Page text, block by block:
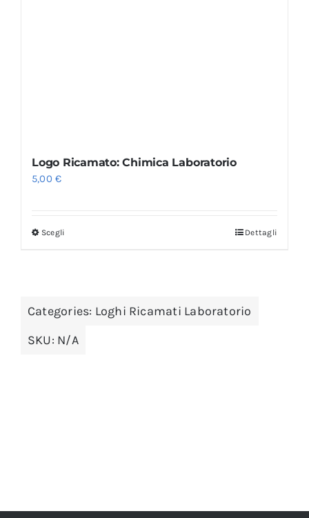
Logo Ricamato: Chimica Laboratorio
5,00€
Scegli Dettagli
Categories: Loghi Ricamati Laboratorio
SKU: N/A